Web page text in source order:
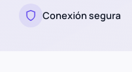
Conexión segura